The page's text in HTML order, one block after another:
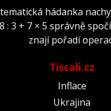
hádanka
: 3 + 7 × 5 správně
znají pořadí
Tiscali.cz
Inflace
Ukrajina